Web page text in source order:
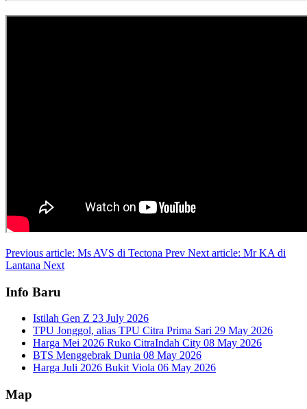
Previous article: Ms AVS di Tectona Prev Next article: Mr KA di
Lantana Next
Info Baru
Istilah Gen Z 23 July 2026
TPU Jonggol, alias TPU Citra Prima Sari 29 May 2026
Harga Mei 2026 Ruko CitraIndah City 08 May 2026
BTS Menggebrak Dunia 08 May 2026
Harga Juli 2026 Bukit Viola 06 May 2026
Map